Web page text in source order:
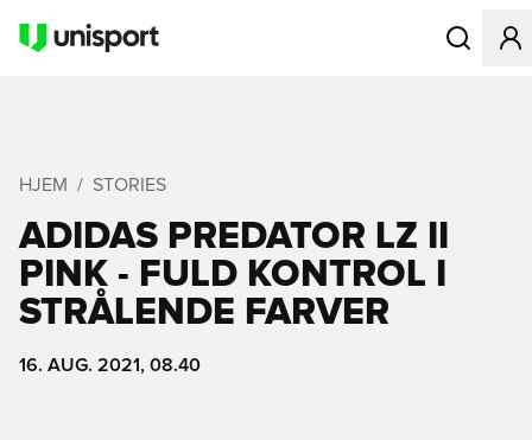
Åbner en
HJEM STORIES
ADIDAS PREDATOR LZ II
PINK - FULD KONTROL I
STRÅLENDE FARVER
16. AUG. 2021, 08.40